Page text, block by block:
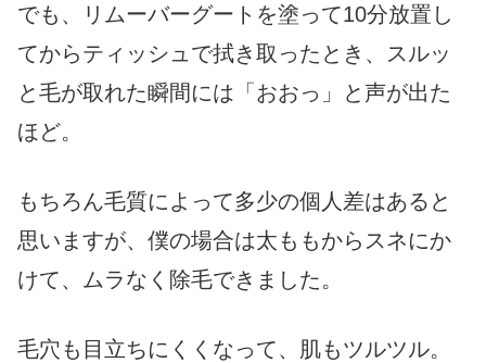
でも、リムーバーグートを塗って10分放置し
てからティッシュで拭き取ったとき、スルッ
と毛が取れた瞬間には「おおっ」と声が出た
ほど。
もちろん毛質によって多少の個人差はあると
思いますが、僕の場合は太ももからスネにか
けて、ムラなく除毛できました。
毛穴も目立ちにくくなって、肌もツルツル。